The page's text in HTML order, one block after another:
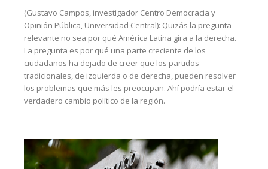
(Gustavo Campos, investigador Centro Democracia y
Opinión Pública, Universidad Central): Quizás la pregunta
relevante no sea por qué América Latina gira a la derecha.
La pregunta es por qué una parte creciente de los
ciudadanos ha dejado de creer que los partidos
tradicionales, de izquierda o de derecha, pueden resolver
los problemas que más les preocupan. Ahí podría estar el
verdadero cambio político de la región.